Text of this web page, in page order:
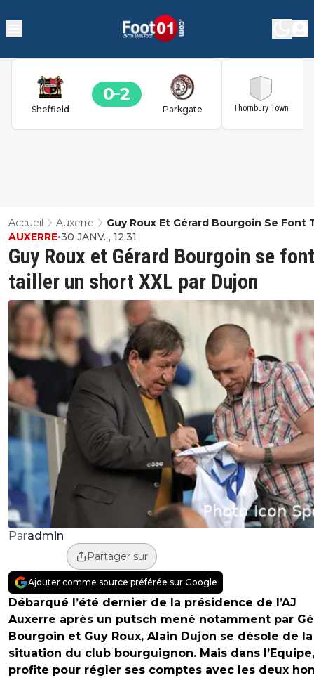
Sheffield
0 2
Parkgate Thornbury Town
Accueil Auxerre
Guy Roux Et Gérard Bourgoin Se Font
Un Short XXL Par Dujon
Guy Roux et Gérard Bourgoin se font
tailler un short XXL par Dujon
AUXERRE•30 JANV. , 12:31
Paradmin
Partager sur
Ajouter comme source préférée sur Google
Débarqué l’été dernier de la présidence de l’AJ
Auxerre après un putsch mené notamment par
Bourgoin et Guy Roux, Alain Dujon se désole de la
situation du club bourguignon. Mais dans
profite pour régler ses comptes avec les deux